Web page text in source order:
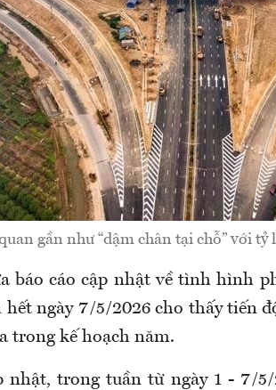
gần như “dậm chân tại chỗ” với tỷ
báo cáo cập nhật về tình hình
ngày 7/5/2026 cho thấy tiến
trong kế hoạch năm.
nhật, trong tuần từ ngày 1 - 7/